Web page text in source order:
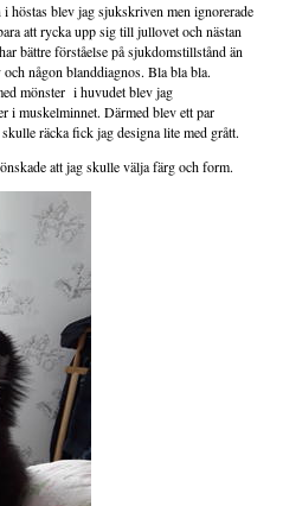
höstas blev jag sjukskriven men ignorerade
att rycka upp sig till jullovet och nästan
bättre förståelse på sjukdomstillstånd än
någon blanddiagnos. Bla bla bla.
mönster i huvudet blev jag
i muskelminnet. Därmed blev ett par
räcka fick jag designa lite med grått.
att jag skulle välja färg och form.